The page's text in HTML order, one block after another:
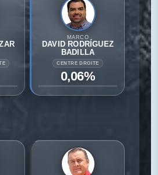
MARCO
DAVID RODRÍGUEZ
BADILLA
CENTRE DROITE
0,06%